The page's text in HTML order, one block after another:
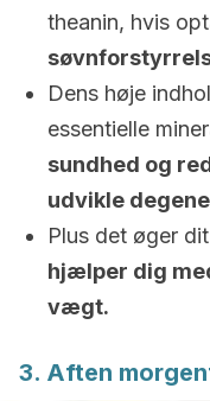
theanin, hvis
Dens høje
essentielle
sundhed og
udvikle
Plus det øger
hjælper dig
vægt.
3. Aften